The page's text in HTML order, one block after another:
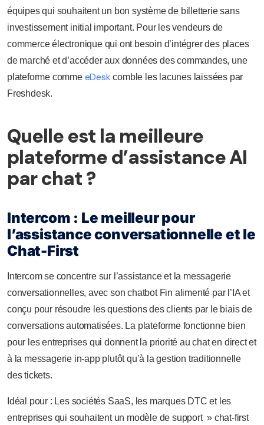
équipes qui souhaitent un bon système de billetterie sans
investissement initial important. Pour les vendeurs de
commerce électronique qui ont besoin d’intégrer des places
de marché et d’accéder aux données des commandes, une
plateforme comme eDesk comble les lacunes laissées par
Freshdesk.
Quelle est la meilleure
plateforme d’assistance AI
par chat ?
Intercom : Le meilleur pour
l’assistance conversationnelle et le
Chat-First
Intercom se concentre sur l’assistance et la messagerie
conversationnelles, avec son chatbot Fin alimenté par l’IA et
conçu pour résoudre les questions des clients par le biais de
conversations automatisées. La plateforme fonctionne bien
pour les entreprises qui donnent la priorité au chat en direct et
à la messagerie in-app plutôt qu’à la gestion traditionnelle
des tickets.
Idéal pour : Les sociétés SaaS, les marques DTC et les
entreprises qui souhaitent un modèle de support » chat-first